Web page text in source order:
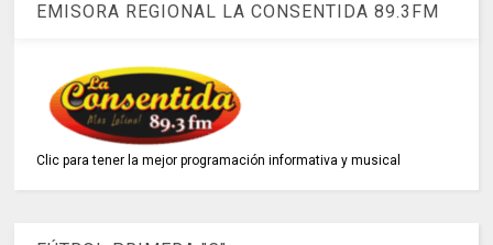
EMISORA REGIONAL LA CONSENTIDA 89.3FM
Clic para tener la mejor programación informativa y musical